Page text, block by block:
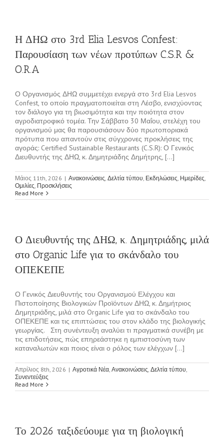
Η ΔΗΩ στο 3rd Elia Lesvos Confest:
Παρουσίαση των νέων προτύπων C.S.R &
O.R.A
Ο Οργανισμός ΔΗΩ συμμετέχει ενεργά στο 3rd Elia Lesvos
Confest, το οποίο πραγματοποιείται στη Λέσβο, ενισχύοντας
τον διάλογο για τη βιωσιμότητα και την ποιότητα στον
αγροδιατροφικό τομέα. Την Σάββατο 30 Μαΐου, στελέχη του
οργανισμού μας θα παρουσιάσουν δύο πρωτοποριακά
πρότυπα που απαντούν στις σύγχρονες προκλήσεις της
αγοράς: Certified Sustainable Restaurants (C.S.R): Ο Γενικός
Διευθυντής της ΔΗΩ, κ. Δημητριάδης Δημήτρης, [...]
Μάιος 11th, 2026 | Ανακοινώσεις Δελτία τύπου Εκδηλώσεις Ημερίδες
Ομιλίες Προσκλήσεις
Read More
Ο Διευθυντής της ΔΗΩ, κ. Δημητριάδης, μιλά
στο Organic Life για το σκάνδαλο του
ΟΠΕΚΕΠΕ
Ο Γενικός Διευθυντής του Οργανισμού Ελέγχου και
Πιστοποίησης Βιολογικών Προϊόντων ΔΗΩ, κ. Δημήτριος
Δημητριάδης, μιλά στο Organic Life για το σκάνδαλο του
ΟΠΕΚΕΠΕ και τις επιπτώσεις του στον κλάδο της βιολογικής
γεωργίας. Στη συνέντευξη αναλύει τι πραγματικά συνέβη με
τις επιδοτήσεις, πώς επηρεάστηκε η εμπιστοσύνη των
καταναλωτών και ποιος είναι ο ρόλος των ελέγχων [...]
Απρίλιος 8th, 2026 | Αγροτικά Νέα Ανακοινώσεις Δελτία τύπου
Συνεντεύξεις
Read More
Το 2026 ταξιδεύουμε για τη βιολογική